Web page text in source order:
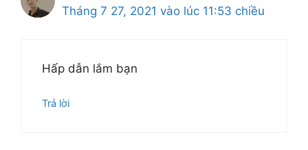
Tháng 7 27, 2021 vào lúc 11:53 chiều
Hấp dẫn lắm bạn
Trả lời